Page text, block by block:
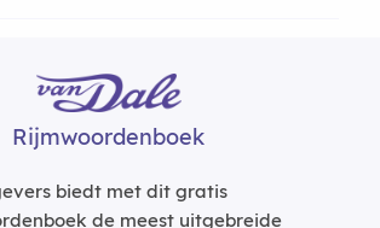
Rijmwoordenboek
biedt met dit gratis
de meest uitgebreide